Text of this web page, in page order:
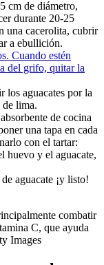
cm de diámetro,
durante 20-25
una cacerolita, cubrir
a ebullición.
Cuando estén
del grifo, quitar la
los aguacates por la
lima.
de cocina
una tapa en cada
con el tartar:
huevo y el aguacate,
aguacate ¡y listo!
combatir
C, que ayuda
Images